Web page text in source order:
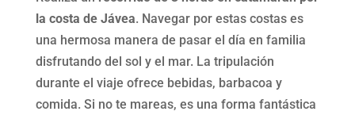
la costa de Jávea. Navegar por estas costas es
una hermosa manera de pasar el día en familia
disfrutando del sol y el mar. La tripulación
durante el viaje ofrece bebidas, barbacoa y
comida. Si no te mareas, es una forma fantástica